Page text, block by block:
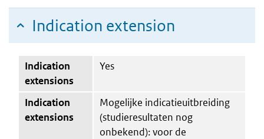
Indication extension
Indication
extensions
Yes
Indication
extensions
Mogelijke indicatieuitbreiding
(studieresultaten nog
onbekend): voor de